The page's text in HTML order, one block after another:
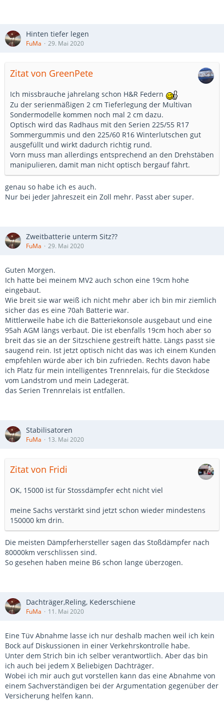
Hinten tiefer legen
FuMa 29. Mai 2020
Zitat von GreenPete
Ich missbrauche jahrelang schon H&R Federn
Zu der serienmäßigen 2 cm Tieferlegung der Multivan
Sondermodelle kommen noch mal 2 cm dazu.
Optisch wird das Radhaus mit den Serien 225/55 R17
Sommergummis und den 225/60 R16 Winterlutschen gut
ausgefüllt und wirkt dadurch richtig rund.
Vorn muss man allerdings entsprechend an den Drehstäben
manipulieren, damit man nicht optisch bergauf fährt.
genau so habe ich es auch.
Nur bei jeder Jahreszeit ein Zoll mehr. Passt aber super.
Zweitbatterie unterm Sitz??
FuMa 29. Mai 2020
Guten Morgen.
Ich hatte bei meinem MV2 auch schon eine 19cm hohe
eingebaut.
Wie breit sie war weiß ich nicht mehr aber ich bin mir ziemlich
sicher das es eine 70ah Batterie war.
Mittlerweile habe ich die Batteriekonsole ausgebaut und eine
95ah AGM längs verbaut. Die ist ebenfalls 19cm hoch aber so
breit das sie an der Sitzschiene gestreift hätte. Längs passt sie
saugend rein. Ist jetzt optisch nicht das was ich einem Kunden
empfehlen würde aber ich bin zufrieden. Rechts davon habe
ich Platz für mein intelligentes Trennrelais, für die Steckdose
vom Landstrom und mein Ladegerät.
das Serien Trennrelais ist entfallen.
Stabilisatoren
FuMa 13. Mai 2020
Zitat von Fridi
OK, 15000 ist für Stossdämpfer echt nicht viel
meine Sachs verstärkt sind jetzt schon wieder mindestens
150000 km drin.
Die meisten Dämpferhersteller sagen das Stoßdämpfer nach
80000km verschlissen sind.
So gesehen haben meine B6 schon lange überzogen.
Dachträger,Reling, Kederschiene
FuMa 11. Mai 2020
Eine Tüv Abnahme lasse ich nur deshalb machen weil ich kein
Bock auf Diskussionen in einer Verkehrskontrolle habe.
Unter dem Strich bin ich selber verantwortlich. Aber das bin
ich auch bei jedem X Beliebigen Dachträger.
Wobei ich mir auch gut vorstellen kann das eine Abnahme von
einem Sachverständigen bei der Argumentation gegenüber der
Versicherung helfen kann.